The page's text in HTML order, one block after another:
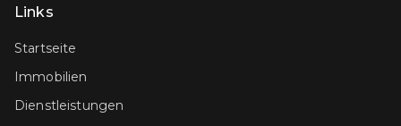
Links
Startseite
Immobilien
Dienstleistungen